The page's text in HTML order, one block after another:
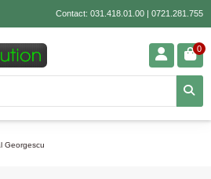
Contact: 031.418.01.00| 0721.281.755
0
Georgescu